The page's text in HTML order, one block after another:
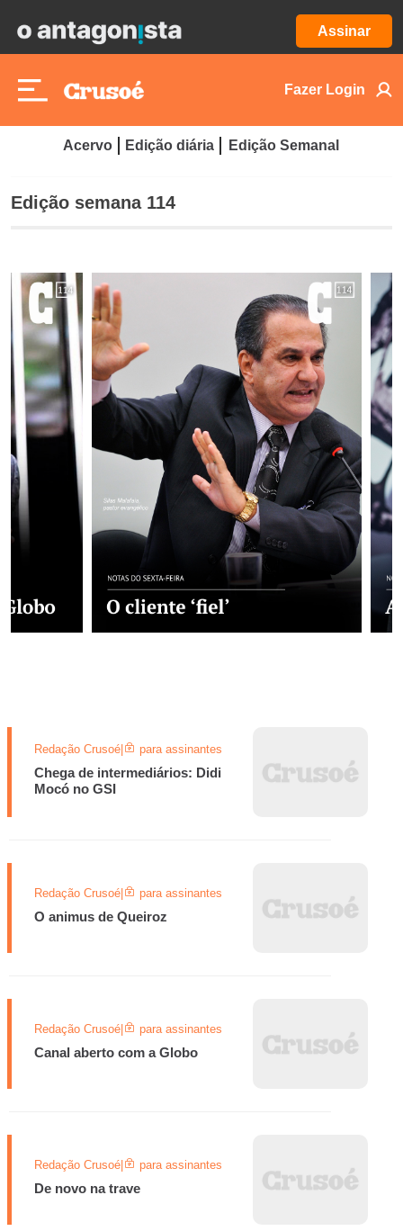
Assinar
Fazer Login
Acervo Edição diária Edição Semanal
Edição semana 114
Redação Crusoé| para assinantes
Chega de intermediários: Didi
Mocó no GSI
Redação Crusoé| para assinantes
O animus de Queiroz
Redação Crusoé| para assinantes
Canal aberto com a Globo
Redação Crusoé| para assinantes
De novo na trave